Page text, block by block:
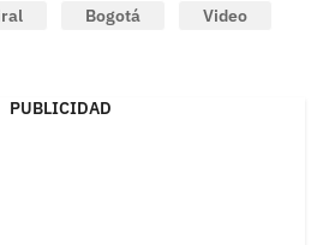
Bogotá Video
PUBLICIDAD